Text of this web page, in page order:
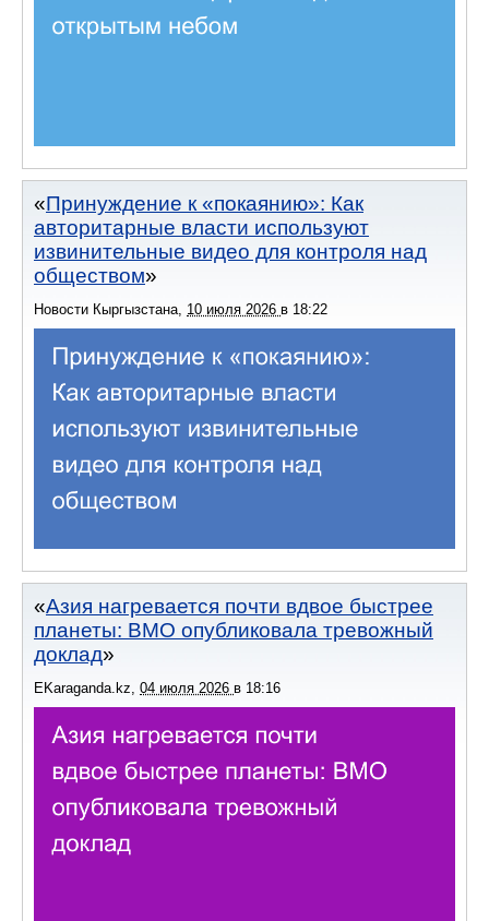
Принуждение к «покаянию»: Как
авторитарные власти используют
извинительные видео для контроля над
обществом
Новости Кыргызстана, 10 июля 2026 в 18:22
Азия нагревается почти вдвое быстрее
планеты: ВМО опубликовала тревожный
доклад
EKaraganda.kz 04 июля 2026 в 18:16